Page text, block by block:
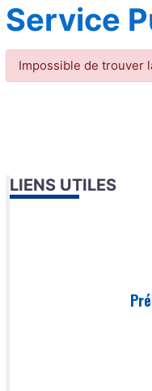
Service
Impossible de trouver
LIENS UTILES